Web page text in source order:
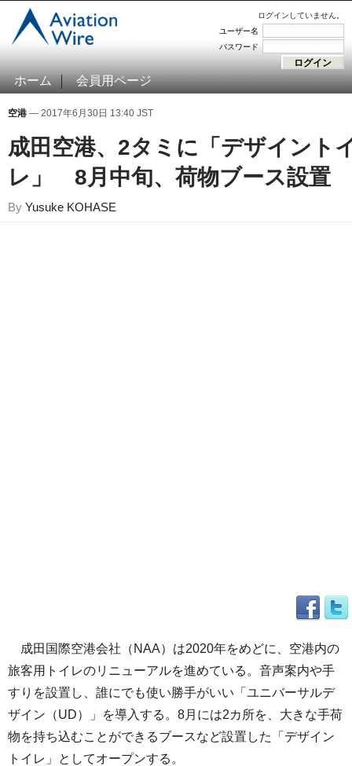
ログインしていません。
ユーザー名
パスワード
ホーム 会員用ページ
空港 — 2017年6月30日 13:40 JST
成田空港、2タミに「デザイント
レ」 8月中旬、荷物ブース設置
By Yusuke KOHASE
成田国際空港会社（NAA）は2020年をめどに、空港内の
旅客用トイレのリニューアルを進めている。音声案内や手
すりを設置し、誰にでも使い勝手がいい「ユニバーサルデ
ザイン（UD）」を導入する。8月には2カ所を、大きな手荷
物を持ち込むことができるブースなど設置した「デザイン
トイレ」としてオープンする。